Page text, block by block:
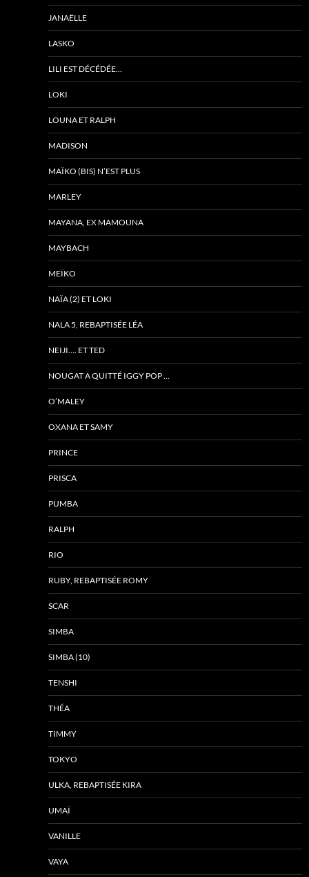
JANAËLLE
LASKO
LILI EST DÉCÉDÉE…
LOKI
LOUNA ET RALPH
MADISON
MAÏKO (BIS) N’EST PLUS
MARLEY
MAYANA, EX MAMOUNA
MAYBACH
MEÏKO
NAÏA (2) ET LOKI
NALA 5, REBAPTISÉE LÉA
NEIJI…. ET TED
NOUGAT A QUITTÉ IGGY POP …
O’MALEY
OXANA ET SAMY
PRINCE
PRISCA
PUMBA
RALPH
RIO
RUBY, REBAPTISÉE ROMY
SCAR
SIMBA
SIMBA (10)
TENSHI
THÉA
TIMMY
TOKYO
ULKA, REBAPTISÉE KIRA
UMAÏ
VANILLE
VAYA